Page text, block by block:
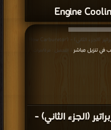
Engine
(الجزء الثاني) -
قراءة و تحميل كتاب كتاب كيف يعمل الكربراتير (الجزء الثاني) - (How Carburetor
في تنزيل مباشر | التحميل : مرة/مرات